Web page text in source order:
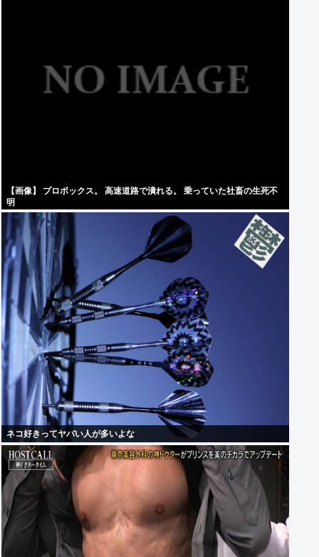
【画像】 プロボックス。 高速道路で潰れる。 乗っていた社畜の生死不
明
ネコ好きってヤバい人が多いよな